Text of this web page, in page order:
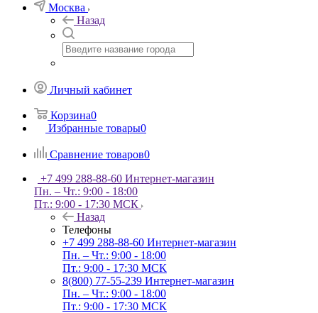
Москва
Назад
Личный кабинет
Корзина0
Избранные товары0
Сравнение товаров0
+7 499 288-88-60 Интернет-магазин
Пн. – Чт.: 9:00 - 18:00
Пт.: 9:00 - 17:30 МСК
Назад
Телефоны
+7 499 288-88-60 Интернет-магазин
Пн. – Чт.: 9:00 - 18:00
Пт.: 9:00 - 17:30 МСК
8(800) 77-55-239 Интернет-магазин
Пн. – Чт.: 9:00 - 18:00
Пт.: 9:00 - 17:30 МСК